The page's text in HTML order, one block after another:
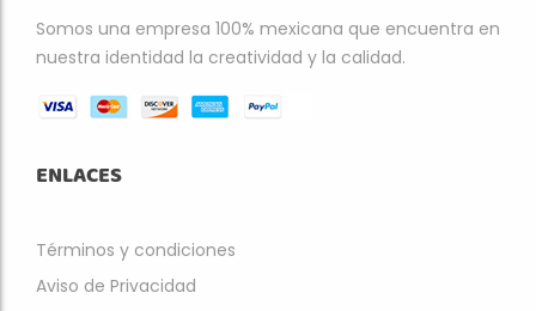
Somos una empresa 100% mexicana que encuentra en
nuestra identidad la creatividad y la calidad.
ENLACES
Términos y condiciones
Aviso de Privacidad